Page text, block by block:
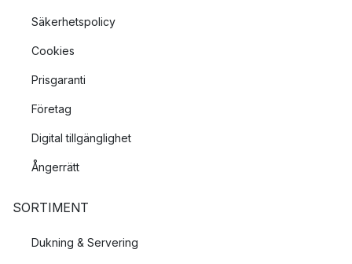
Säkerhetspolicy
Cookies
Prisgaranti
Företag
Digital tillgänglighet
Ångerrätt
SORTIMENT
Dukning & Servering